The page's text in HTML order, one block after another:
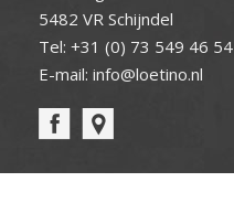
5482 VR Schijndel
Tel: +31 (0) 73 549 46 54
E-mail: info@loetino.nl